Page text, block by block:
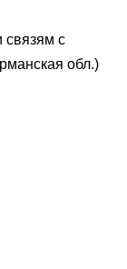
связям с
обл.)